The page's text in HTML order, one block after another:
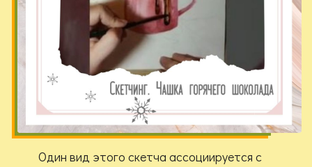
Один вид этого скетча ассоциируется с